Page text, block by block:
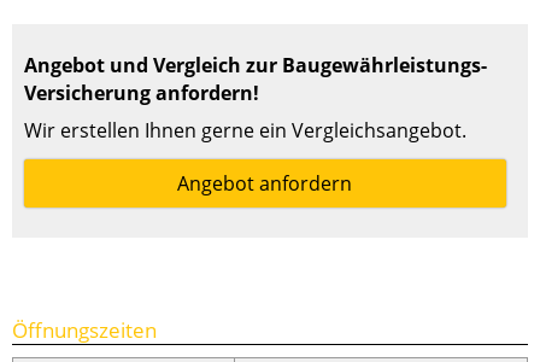
Angebot und Vergleich zur Baugewährleistungs-
Versicherung anfordern!
Wir erstellen Ihnen gerne ein Vergleichsangebot.
Angebot anfordern
Öffnungszeiten